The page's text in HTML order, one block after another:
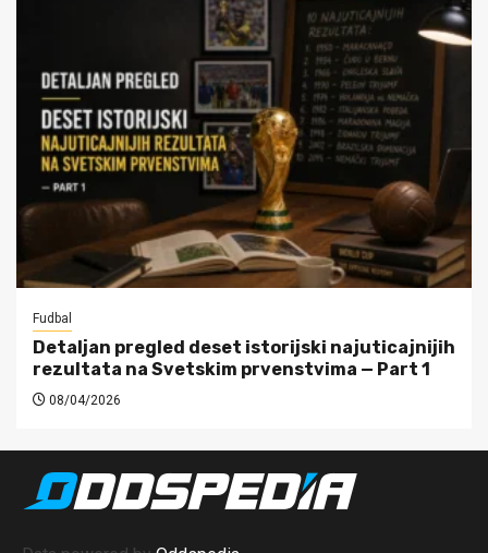
Fudbal
Detaljan pregled deset istorijski najuticajnijih
rezultata na Svetskim prvenstvima — Part 1
08/04/2026